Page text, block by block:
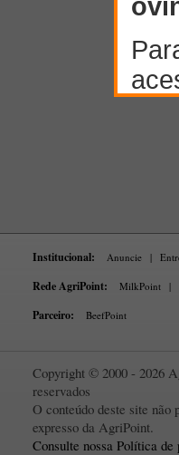
Institucional: Anuncie |
Rede AgriPoint: MilkPoint |
Parceiro: BeefPoint
Copyright © 2000 - 2026
reservados
O conteúdo deste site não
expresso da AgriPoint.
Consulte nossa Política de